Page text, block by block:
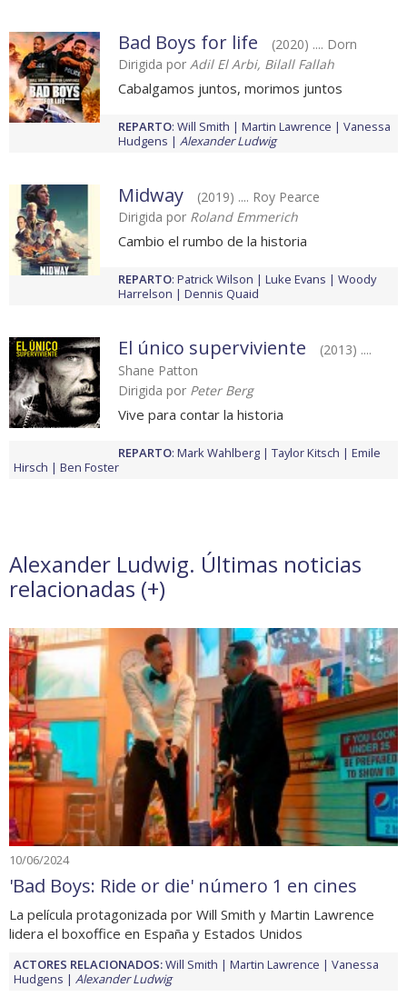
Bad Boys for life
(2020) .... Dorn
Dirigida por Adil El Arbi, Bilall Fallah
Cabalgamos juntos, morimos juntos
REPARTO: Will Smith Martin Lawrence
Vanessa
Hudgens
Alexander Ludwig
Midway
(2019) .... Roy Pearce
Dirigida por Roland Emmerich
Cambio el rumbo de la historia
REPARTO: Patrick Wilson Luke Evans
Woody
Harrelson
Dennis Quaid
El único superviviente
(2013) ....
Shane Patton
Dirigida por Peter Berg
Vive para contar la historia
REPARTO: Mark Wahlberg Taylor Kitsch
Emile
Hirsch
Ben Foster
Alexander Ludwig. Últimas noticias
relacionadas (+)
10/06/2024
'Bad Boys: Ride or die' número 1 en cines
La película protagonizada por Will Smith y Martin Lawrence
lidera el boxoffice en España y Estados Unidos
ACTORES RELACIONADOS:Will Smith Martin Lawrence
Vanessa
Hudgens
Alexander Ludwig